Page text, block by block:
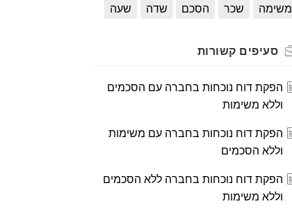
משימה שכר הסכם שדה שעה
סעיפים קשורות
הפקת דוח נוכחות בחברה עם הסכמים
וללא משימות
הפקת דוח נוכחות בחברה עם משימות
וללא הסכמים
הפקת דוח נוכחות בחברה ללא הסכמים
וללא משימות